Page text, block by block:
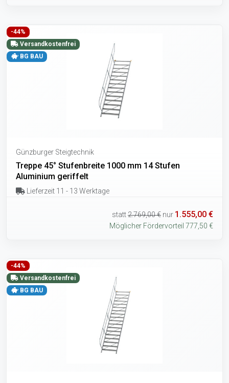
-44%
Versandkostenfrei
BG BAU
Günzburger Steigtechnik
Treppe 45° Stufenbreite 1000 mm 14 Stufen
Aluminium geriffelt
Lieferzeit 11 - 13 Werktage
statt2.769,00 € nur 1.555,00 €
Möglicher Fördervorteil 777,50 €
-44%
Versandkostenfrei
BG BAU